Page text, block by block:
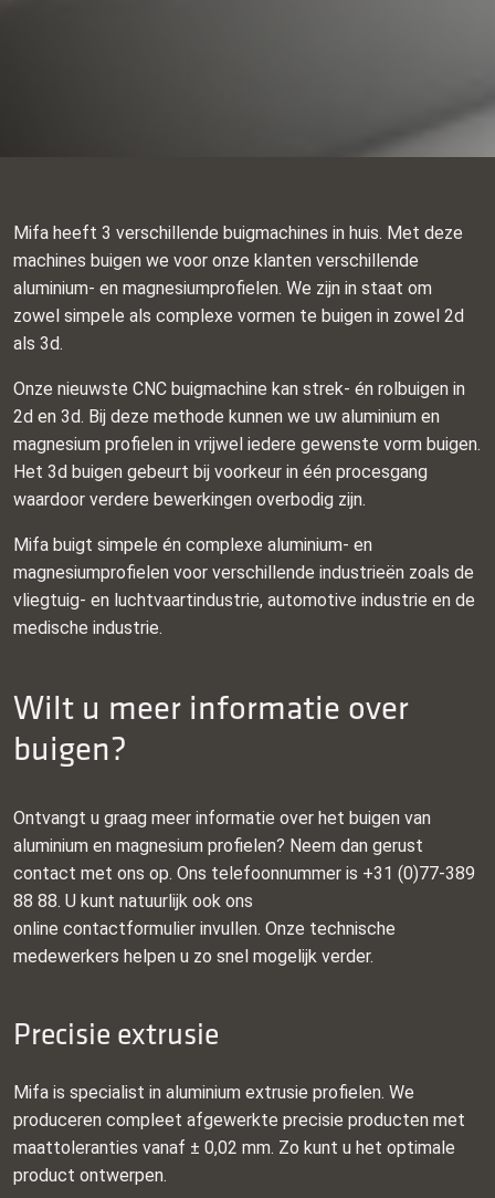
Mifa heeft 3 verschillende buigmachines in huis. Met deze
machines buigen we voor onze klanten verschillende
aluminium- en magnesiumprofielen. We zijn in staat om
zowel simpele als complexe vormen te buigen in zowel 2d
als 3d.
Onze nieuwste CNC buigmachine kan strek- én rolbuigen in
2d en 3d. Bij deze methode kunnen we uw aluminium en
magnesium profielen in vrijwel iedere gewenste vorm buigen.
Het 3d buigen gebeurt bij voorkeur in één procesgang
waardoor verdere bewerkingen overbodig zijn.
Mifa buigt simpele én complexe aluminium- en
magnesiumprofielen voor verschillende industrieën zoals de
vliegtuig- en luchtvaartindustrie, automotive industrie en de
medische industrie.
Wilt u meer informatie over
buigen?
Ontvangt u graag meer informatie over het buigen van
aluminium en magnesium profielen? Neem dan gerust
contact met ons op. Ons telefoonnummer is +31 (0)77-389
88 88. U kunt natuurlijk ook ons
online contactformulier invullen. Onze technische
medewerkers helpen u zo snel mogelijk verder.
Precisie extrusie
Mifa is specialist in aluminium extrusie profielen. We
produceren compleet afgewerkte precisie producten met
maattoleranties vanaf ± 0,02 mm. Zo kunt u het optimale
product ontwerpen.